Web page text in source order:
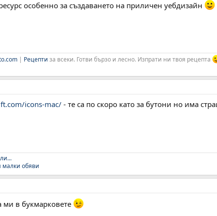
особенно за създаването на приличен уебдизайн
| Рецепти за всеки. Готви бързо и лесно. Изпрати ни твоя рецепта
icons-mac/ - те са по скоро като за бутони но има
малки обяви
ми в букмарковете